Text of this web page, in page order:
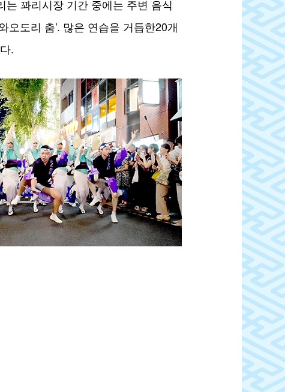
꽈리시장 기간 중에는 주변 음식
도리 춤’. 많은 연습을 거듭한20개
.